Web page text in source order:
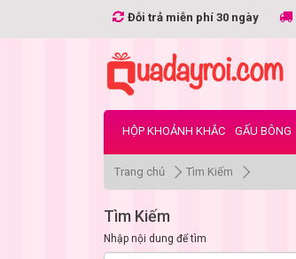
Đỗi trả miễn phí 30 ngày
HỘP KHOẢNH KHẮC GẤU BÔNG
Trang chủ Tìm Kiếm
Tìm Kiếm
Nhập nội dung để tìm